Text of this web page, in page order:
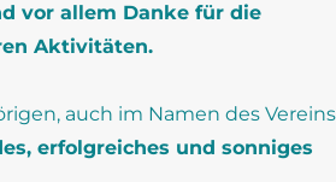
vor allem Danke für die
Aktivitäten.
auch im Namen des
erfolgreiches und sonniges